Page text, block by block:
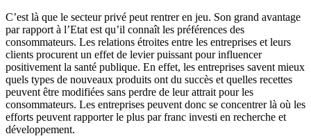
C’est là que le secteur privé peut rentrer en jeu. Son grand avantage
par rapport à l’Etat est qu’il connaît les préférences des
consommateurs. Les relations étroites entre les entreprises et leurs
clients procurent un effet de levier puissant pour influencer
positivement la santé publique. En effet, les entreprises savent mieux
quels types de nouveaux produits ont du succès et quelles recettes
peuvent être modifiées sans perdre de leur attrait pour les
consommateurs. Les entreprises peuvent donc se concentrer là où les
efforts peuvent rapporter le plus par franc investi en recherche et
développement.